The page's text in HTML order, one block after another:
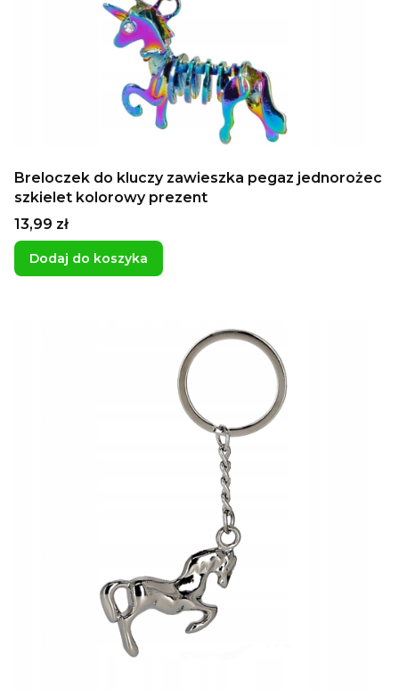
Breloczek do kluczy zawieszka pegaz jednorożec
szkielet kolorowy prezent
Cena
13,99 zł
Dodaj do koszyka